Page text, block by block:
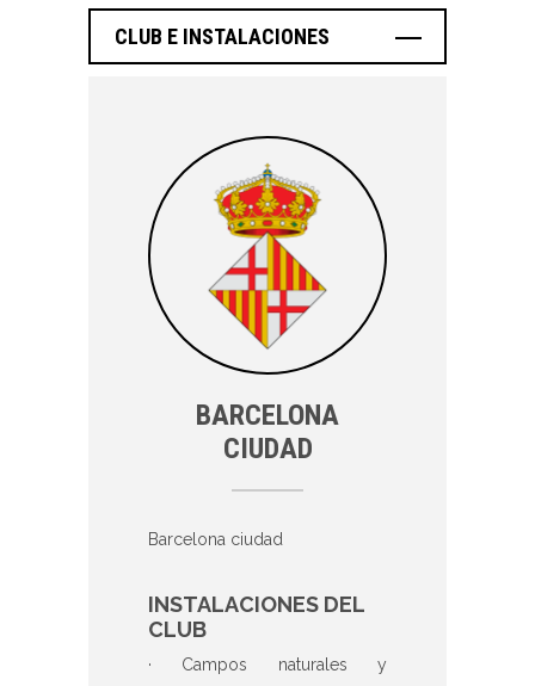
CLUB E INSTALACIONES
BARCELONA
CIUDAD
Barcelona ciudad
INSTALACIONES DEL
CLUB
· Campos naturales y